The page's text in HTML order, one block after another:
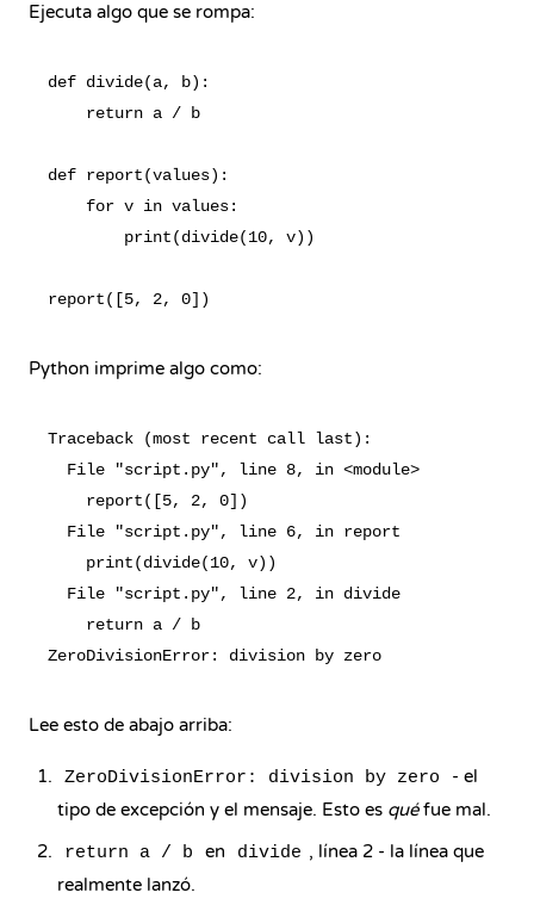
Ejecuta algo que se rompa:
def divide(a, b):
    return a / b
def report(values):
    for v in values:
        print(divide(10, v))
Python imprime algo como:
Traceback (most recent call last):
  File "script.py", line 8, in <module>
    report([5, 2, 0])
  File "script.py", line 6, in report
    print(divide(10, v))
  File "script.py", line 2, in divide
    return a / b
Lee esto de abajo arriba:
ZeroDivisionError: division by zero
- el
tipo de excepción y el mensaje. Esto es quéfue mal.
return a / b en divide , línea 2 - la línea que
realmente lanzó.